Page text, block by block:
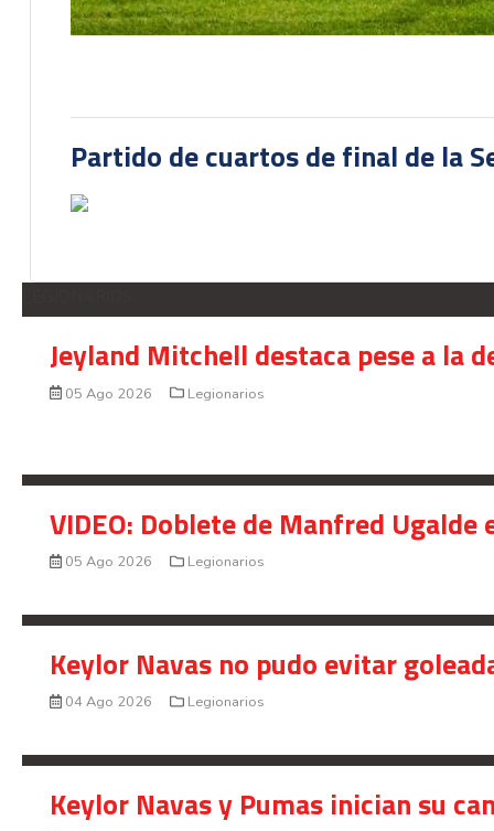
Partido de cuartos de final de la
Jeyland Mitchell destaca pese a la
05 Ago 2026 Legionarios
VIDEO: Doblete de Manfred
05 Ago 2026 Legionarios
Keylor Navas no pudo evitar
04 Ago 2026 Legionarios
Keylor Navas y Pumas inician su